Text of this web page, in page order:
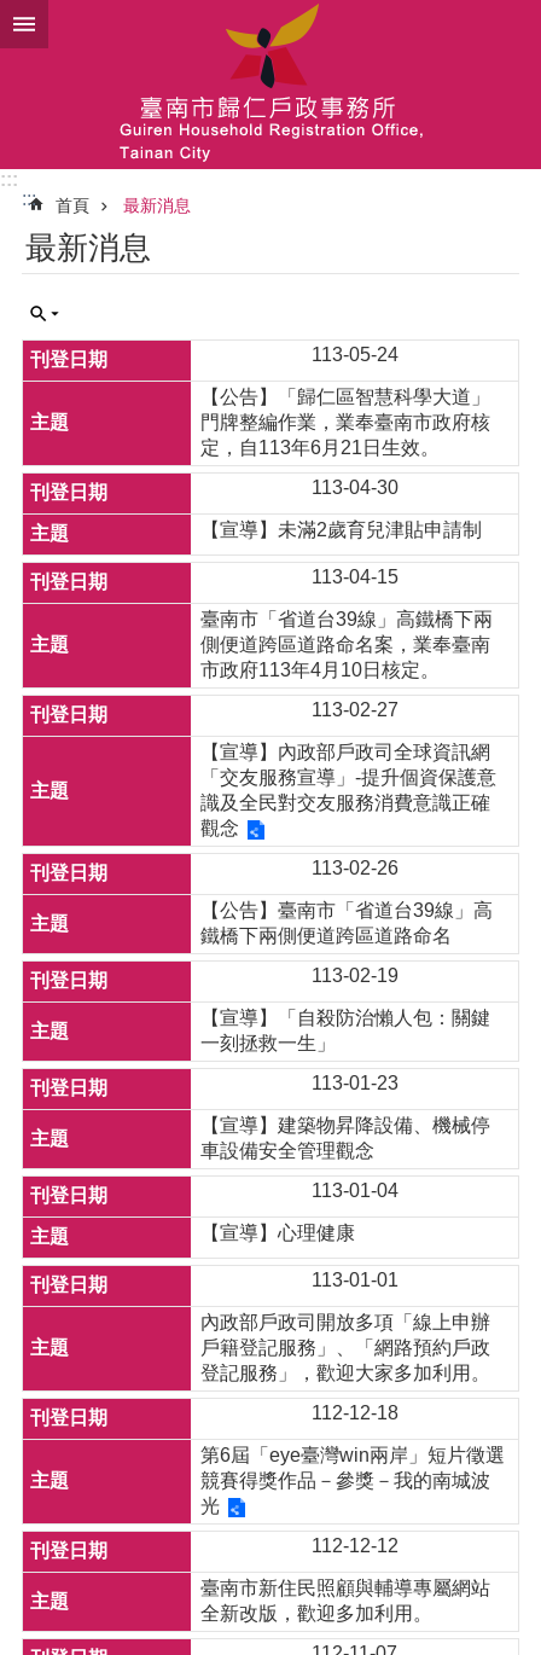
跳到主要內容區塊
:::
:::
首頁 最新消息
最新消息
113-05-24
【公告】「歸仁區智慧科學大道」
門牌整編作業，業奉臺南市政府核
定，自113年6月21日生效。
113-04-30
【宣導】未滿2歲育兒津貼申請制
113-04-15
臺南市「省道台39線」高鐵橋下兩
側便道跨區道路命名案，業奉臺南
市政府113年4月10日核定。
113-02-27
【宣導】內政部戶政司全球資訊網
「交友服務宣導」-提升個資保護意
識及全民對交友服務消費意識正確
觀念
113-02-26
【公告】臺南市「省道台39線」高
鐵橋下兩側便道跨區道路命名
113-02-19
【宣導】「自殺防治懶人包：關鍵
一刻拯救一生」
113-01-23
【宣導】建築物昇降設備、機械停
車設備安全管理觀念
113-01-04
【宣導】心理健康
113-01-01
內政部戶政司開放多項「線上申辦
戶籍登記服務」、「網路預約戶政
登記服務」，歡迎大家多加利用。
112-12-18
第6屆「eye臺灣win兩岸」短片徵選
競賽得獎作品－參獎－我的南城波
光
112-12-12
臺南市新住民照顧與輔導專屬網站
全新改版，歡迎多加利用。